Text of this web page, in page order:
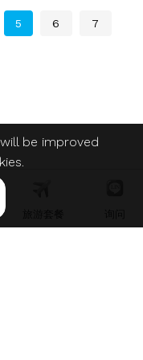
5 6 7
be improved